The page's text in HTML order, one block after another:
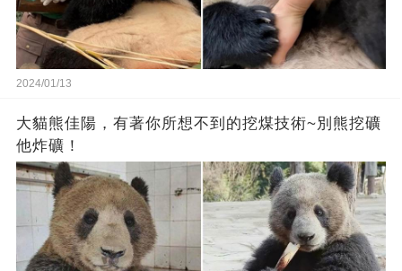
2024/01/13
大貓熊佳陽，有著你所想不到的挖煤技術~別熊挖礦
他炸礦！